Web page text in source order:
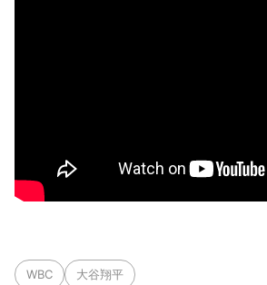
WBC 大谷翔平